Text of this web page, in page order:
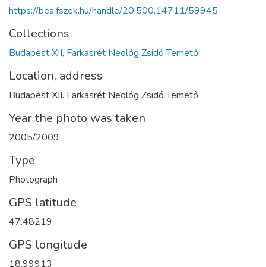
https://bea.fszek.hu/handle/20.500.14711/59945
Collections
Budapest XII, Farkasrét Neológ Zsidó Temető
Location, address
Budapest XII. Farkasrét Neológ Zsidó Temető
Year the photo was taken
2005/2009
Type
Photograph
GPS latitude
47.48219
GPS longitude
18.99913